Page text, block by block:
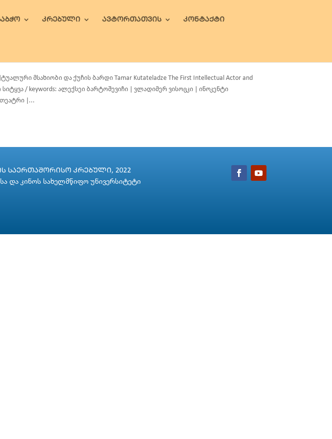
ᲙᲠᲔᲑᲣᲚᲘ ᲐᲕᲢᲝᲠᲗᲐᲗᲕᲘᲡ ᲙᲝᲜᲢᲐᲥᲢᲘ
მსახიობი და ქუჩის ბარდი Tamar Kutateladze The First Intellectual Actor and
სიტყვა / keywords: ალექსეი ბარტოშევიჩი | ვლადიმერ ვისოცკი | ინოკენტი
|...
ᲡᲐᲔᲠᲗᲐᲨᲝᲠᲘᲡᲝ ᲙᲠᲔᲑᲣᲚᲘ, 2022
და კინოს სახელმწიფო უნივერსიტეტი